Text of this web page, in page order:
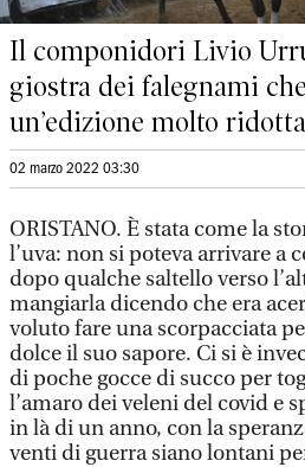
Il componidori Livio
giostra dei falegnami
un’edizione molto ridotta
02 marzo 2022 03:30
ORISTANO. È stata come la
l’uva: non si poteva arrivare a
dopo qualche saltello verso
mangiarla dicendo che era
voluto fare una scorpacciata
dolce il suo sapore. Ci si è
di poche gocce di succo per
l’amaro dei veleni del covid e
in là di un anno, con la
venti di guerra siano lontani